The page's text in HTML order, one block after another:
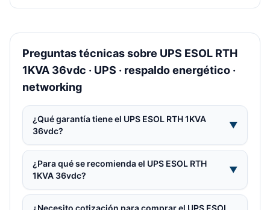
Preguntas técnicas sobre UPS ESOL RTH
1KVA 36vdc · UPS · respaldo energético ·
networking
¿Qué garantía tiene el UPS ESOL RTH 1KVA
36vdc?
▼
¿Para qué se recomienda el UPS ESOL RTH
1KVA 36vdc?
▼
¿Necesito cotización para comprar el UPS ESOL